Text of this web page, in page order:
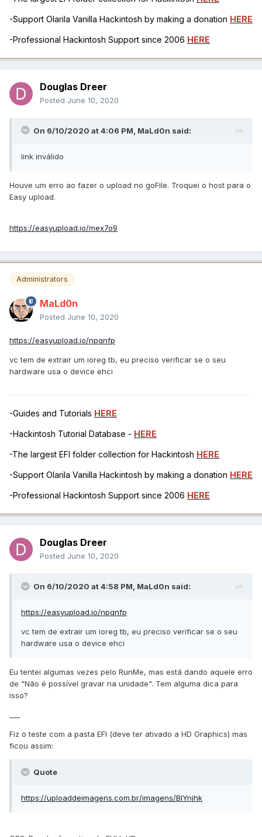
-Support Olarila Vanilla Hackintosh by making a donation HERE
-Professional Hackintosh Support since 2006 HERE
Douglas Dreer
Posted June 10, 2020
On 6/10/2020 at 4:06 PM, MaLd0n said:
link inválido
Houve um erro ao fazer o upload no goFile. Troquei o host para o
Easy upload.
https://easyupload.io/mex7o9
Administrators
MaLd0n
Posted June 10, 2020
https://easyupload.io/npqnfp
vc tem de extrair um ioreg tb, eu preciso verificar se o seu
hardware usa o device ehci
-Guides and Tutorials HERE
-Hackintosh Tutorial Database - HERE
-The largest EFI folder collection for Hackintosh HERE
-Support Olarila Vanilla Hackintosh by making a donation HERE
-Professional Hackintosh Support since 2006 HERE
Douglas Dreer
Posted June 10, 2020
On 6/10/2020 at 4:58 PM, MaLd0n said:
https://easyupload.io/npqnfp
vc tem de extrair um ioreg tb, eu preciso verificar se o seu
hardware usa o device ehci
Eu tentei algumas vezes pelo RunMe, mas está dando aquele erro
de "Não é possível gravar na unidade". Tem alguma dica para
isso?
Fiz o teste com a pasta EFI (deve ter ativado a HD Graphics) mas
ficou assim:
Quote
https://uploaddeimagens.com.br/imagens/BIYnjhk